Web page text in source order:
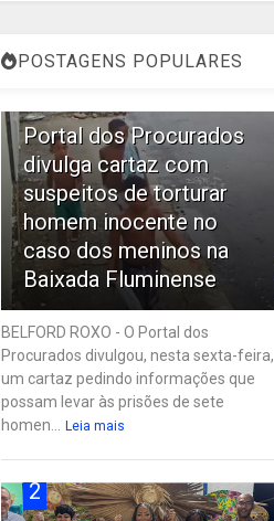
POSTAGENS POPULARES
Portal dos Procurados
divulga cartaz com
suspeitos de torturar
homem inocente no
caso dos meninos na
Baixada Fluminense
BELFORD ROXO - O Portal dos
Procurados divulgou, nesta sexta-feira,
um cartaz pedindo informações que
possam levar às prisões de sete
homen... Leia mais
2